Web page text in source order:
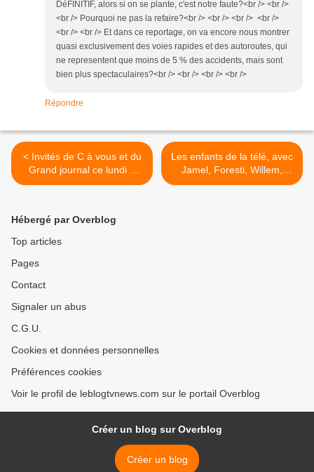
DéFINITIF, alors si on se plante, c'est notre faute?<br /> <br />
<br /> Pourquoi ne pas la refaire?<br /> <br /> <br /> <br />
<br /> <br /> Et dans ce reportage, on va encore nous montrer
quasi exclusivement des voies rapides et des autoroutes, qui
ne representent que moins de 5 % des accidents, mais sont
bien plus spectaculaires?<br /> <br /> <br /> <br />
Répondre
< Invités de C à vous et du
Grand journal ce lundi 7
novembre.
Les enfants de la télé, avec
Jamel, Foresti, Willem,
Ardisson, Baffie... >
Hébergé par Overblog
Top articles
Pages
Contact
Signaler un abus
C.G.U.
Cookies et données personnelles
Préférences cookies
Voir le profil de leblogtvnews.com sur le portail Overblog
Créer un blog sur Overblog
Créer un blog